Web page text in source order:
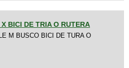
BICI DE TRIA O RUTERA
M BUSCO BICI DE TURA O